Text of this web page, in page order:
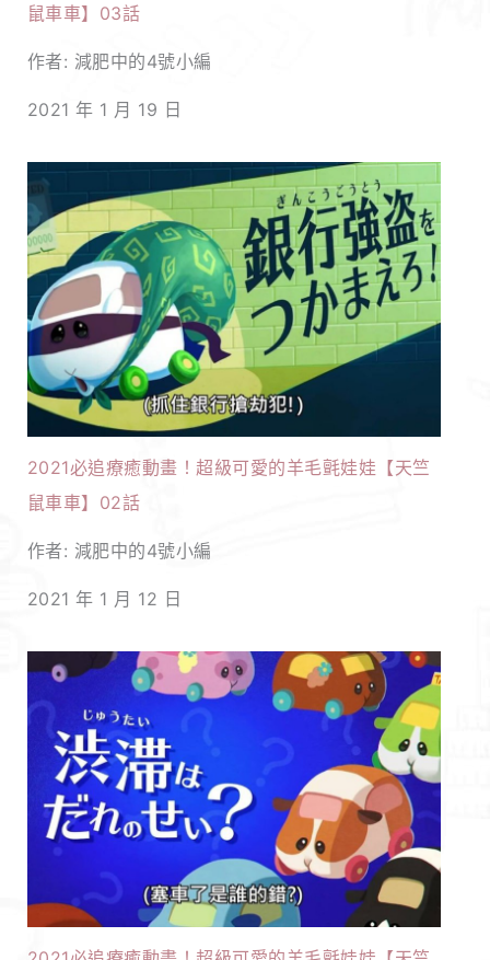
鼠車車】03話
作者: 減肥中的4號小編
2021 年 1 月 19 日
2021必追療癒動畫！超級可愛的羊毛氈娃娃【天竺
鼠車車】02話
作者: 減肥中的4號小編
2021 年 1 月 12 日